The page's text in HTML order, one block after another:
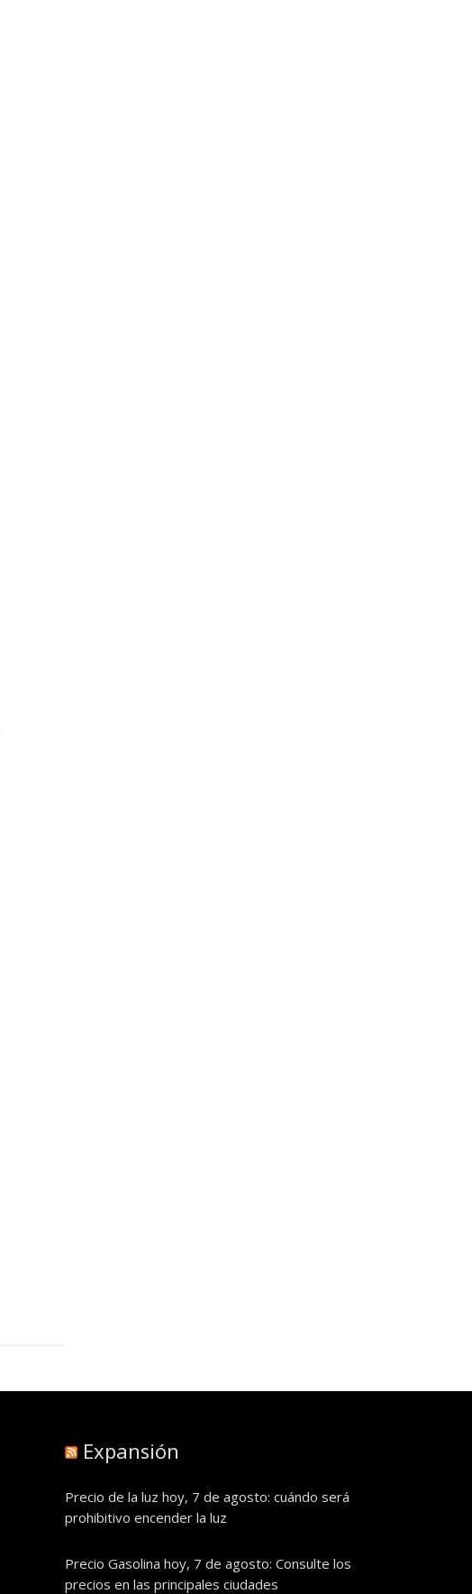
Expansión
Precio de la luz hoy, 7 de agosto: cuándo será
prohibitivo encender la luz
Precio Gasolina hoy, 7 de agosto: Consulte los
precios en las principales ciudades